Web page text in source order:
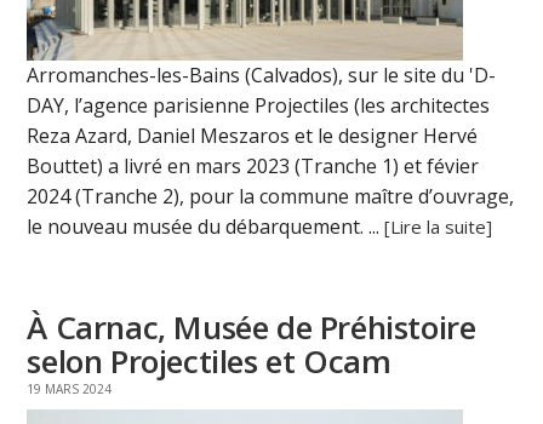
Arromanches-les-Bains (Calvados), sur le site du 'D-
DAY, l’agence parisienne Projectiles (les architectes
Reza Azard, Daniel Meszaros et le designer Hervé
Bouttet) a livré en mars 2023 (Tranche 1) et févier
2024 (Tranche 2), pour la commune maître d’ouvrage,
le nouveau musée du débarquement. ...[Lire la suite]
À Carnac, Musée de Préhistoire
selon Projectiles et Ocam
19 MARS 2024